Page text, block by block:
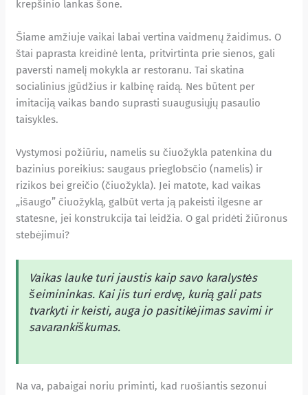
krepšinio lankas šone.
Šiame amžiuje vaikai labai vertina vaidmenų žaidimus. O
štai paprasta kreidinė lenta, pritvirtinta prie sienos, gali
paversti namelį mokykla ar restoranu. Tai skatina
socialinius įgūdžius ir kalbinę raidą. Nes būtent per
imitaciją vaikas bando suprasti suaugusiųjų pasaulio
taisykles.
Vystymosi požiūriu, namelis su čiuožykla patenkina du
bazinius poreikius: saugaus prieglobsčio (namelis) ir
rizikos bei greičio (čiuožykla). Jei matote, kad vaikas
„išaugo” čiuožyklą, galbūt verta ją pakeisti ilgesne ar
statesne, jei konstrukcija tai leidžia. O gal pridėti žiūronus
stebėjimui?
Vaikas lauke turi jaustis kaip savo karalystės
šeimininkas. Kai jis turi erdvę, kurią gali pats
tvarkyti ir keisti, auga jo pasitikėjimas savimi ir
savarankiškumas.
Na va, pabaigai noriu priminti, kad ruošiantis sezonui